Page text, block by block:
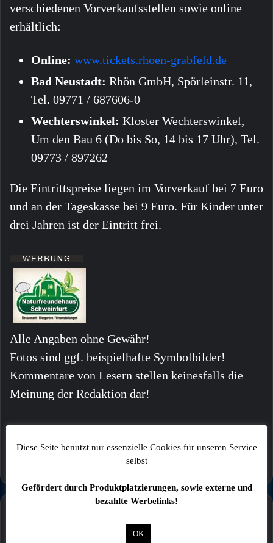
verschiedenen Vorverkaufsstellen sowie online
erhältlich:
Online: www.tickets.rhoen-grabfeld.de
Bad Neustadt: Rhön GmbH, Spörleinstr. 11,
Tel. 09771 / 687606-0
Wechterswinkel: Kloster Wechterswinkel,
Um den Bau 6 (Do bis So, 14 bis 17 Uhr), Tel.
09773 / 897262
Die Eintrittspreise liegen im Vorverkauf bei 7 Euro
und an der Tageskasse bei 9 Euro. Für Kinder unter
drei Jahren ist der Eintritt frei.
Alle Angaben ohne Gewähr!
Fotos sind ggf. beispielhafte Symbolbilder!
Kommentare von Lesern stellen keinesfalls die
Meinung der Redaktion dar!
Diese Seite benutzt nur essenzielle Cookies für unseren Service
selbst
Gefördert durch Produktplatzierungen, sowie externe und
bezahlte Werbelinks!
OK